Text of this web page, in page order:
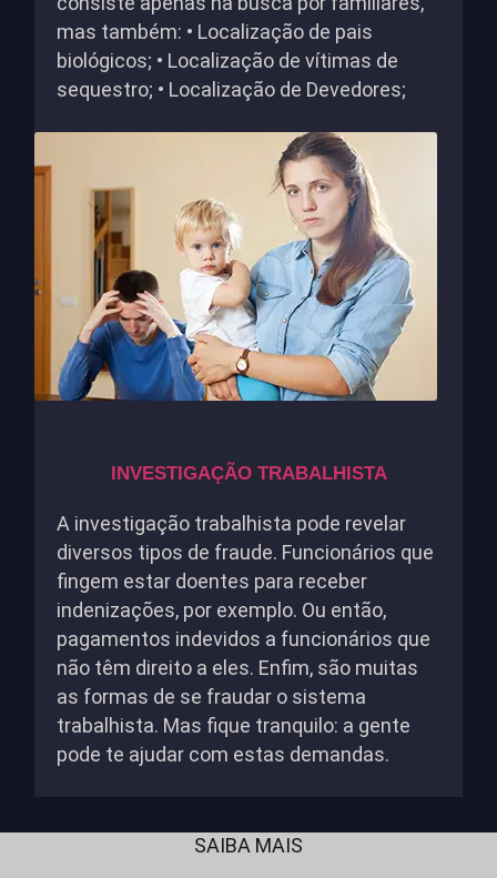
mas também: • Localização de pais
biológicos; • Localização de vítimas de
sequestro; • Localização de Devedores;
INVESTIGAÇÃO TRABALHISTA
A investigação trabalhista pode revelar
diversos tipos de fraude. Funcionários que
fingem estar doentes para receber
indenizações, por exemplo. Ou então,
pagamentos indevidos a funcionários que
não têm direito a eles. Enfim, são muitas
as formas de se fraudar o sistema
trabalhista. Mas fique tranquilo: a gente
pode te ajudar com estas demandas.
SAIBA MAIS